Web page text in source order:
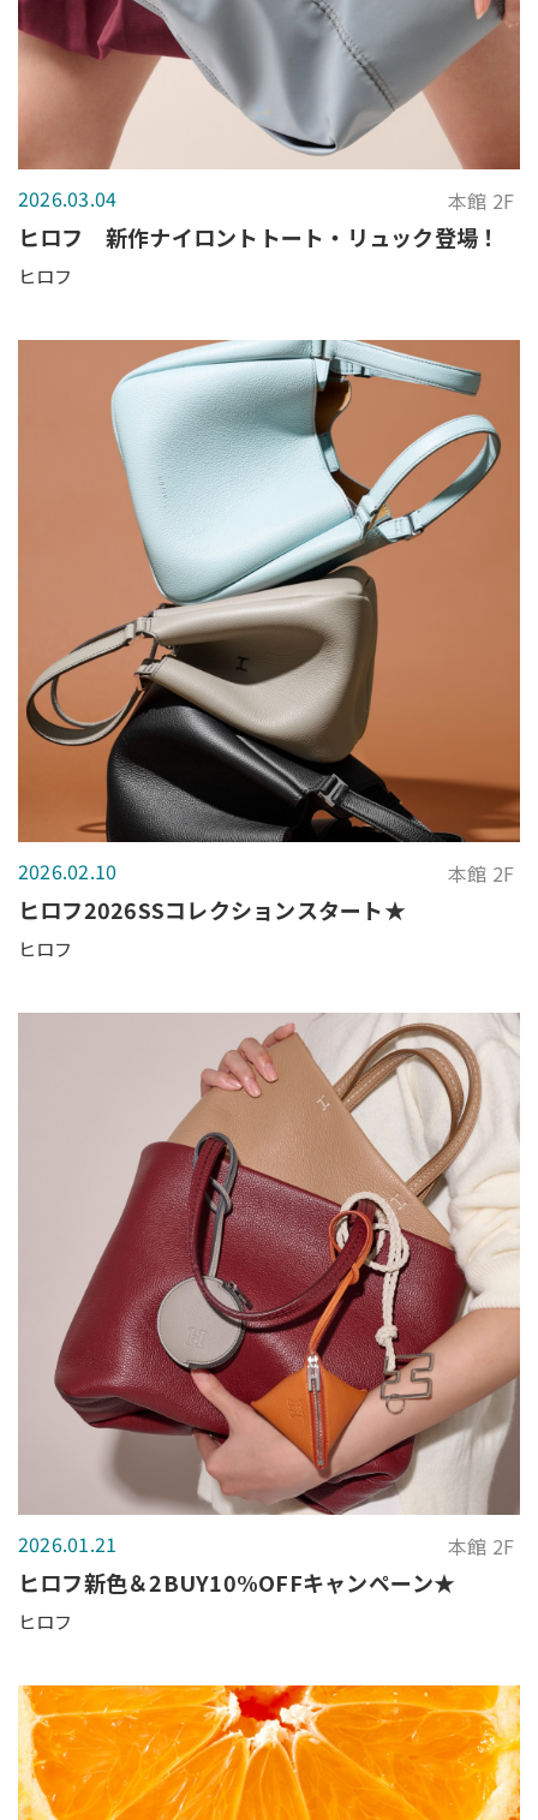
2026.03.04 本館 2F
ヒロフ 新作ナイロントトート・リュック登場！
ヒロフ
2026.02.10 本館 2F
ヒロフ2026SSコレクションスタート★
ヒロフ
2026.01.21 本館 2F
ヒロフ新色＆2BUY10%OFFキャンペーン★
ヒロフ